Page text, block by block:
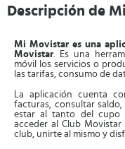
Descripción de
Mi Movistar es una
Movistar. Es una
móvil los servicios o
las tarifas, consumo de
La aplicación cuenta
facturas, consultar
estar al tanto del cupo
acceder al Club
club, unirte al mismo y